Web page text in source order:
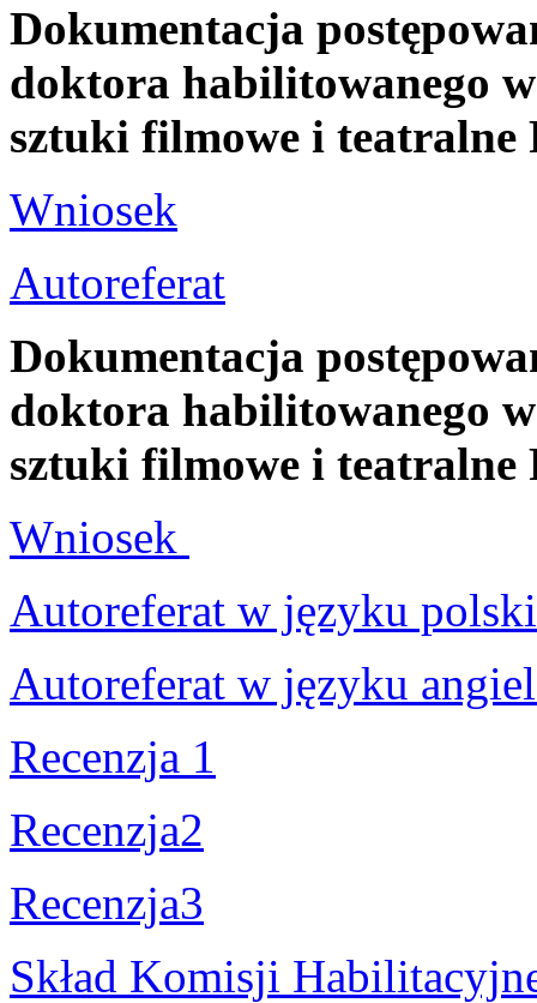
Dokumentacja
doktora habilitowanego
sztuki filmowe i teatralne
Wniosek
Autoreferat
Dokumentacja
doktora habilitowanego
sztuki filmowe i teatralne
Wniosek
Autoreferat w języku
Autoreferat w języku
Recenzja 1
Recenzja2
Recenzja3
Skład Komisji